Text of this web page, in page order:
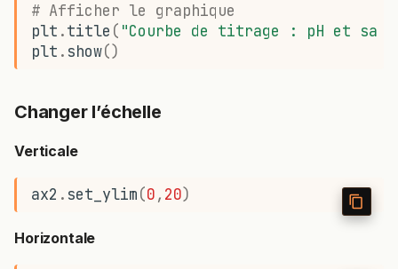
# Afficher le graphique
plt .title ( "Courbe de titrage : pH et sa
plt . show()
Changer l’échelle
Verticale
ax2 . set_ylim(0, 20)
Horizontale